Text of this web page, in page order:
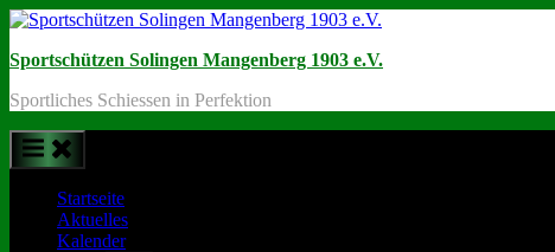
Skip
content
Sportschützen Solingen Mangenberg 1903 e.V.
Sportliches Schiessen in Perfektion
Startseite
Aktuelles
Kalender